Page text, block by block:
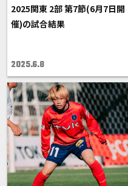
2025関東 2部 第7節(6月7日開
催)の試合結果
2025.6.8